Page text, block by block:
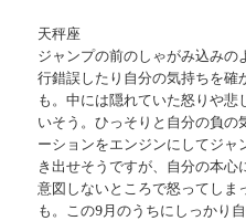
天秤座
ジャンプの前のしゃがみ込み
行錯誤したり自分の気持ちを
も。中には隠れていた怒りや
いそう。ひっそりと自分の負
ーションをエンジンにしてジ
き出せそうですが、自分の本心
意図しないところで怒ってし
も。この9月のうちにしっかり